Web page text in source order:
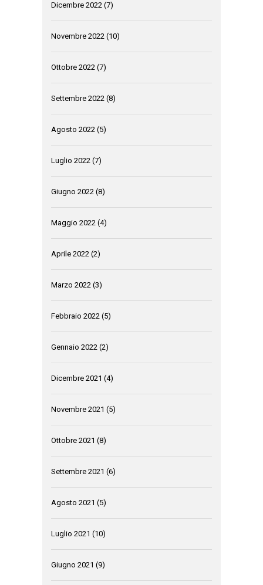
Dicembre 2022 (7)
Novembre 2022 (10)
Ottobre 2022 (7)
Settembre 2022 (8)
Agosto 2022 (5)
Luglio 2022 (7)
Giugno 2022 (8)
Maggio 2022 (4)
Aprile 2022 (2)
Marzo 2022 (3)
Febbraio 2022 (5)
Gennaio 2022 (2)
Dicembre 2021 (4)
Novembre 2021 (5)
Ottobre 2021 (8)
Settembre 2021 (6)
Agosto 2021 (5)
Luglio 2021 (10)
Giugno 2021 (9)